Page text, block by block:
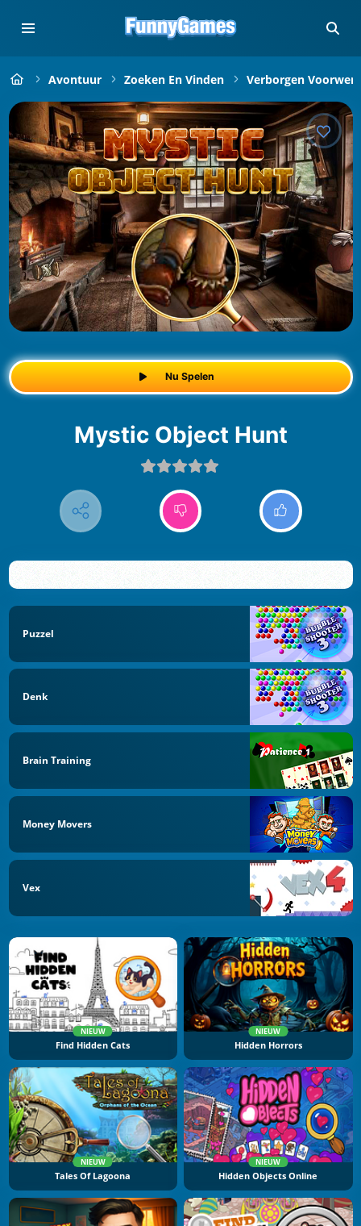
Avontuur Zoeken En Vinden Verborgen
Nu Spelen
Mystic Object Hunt
Puzzel
Denk
Brain Training
Money Movers
Vex
NIEUW
Find Hidden Cats
NIEUW
Hidden Horrors
NIEUW
Tales Of Lagoona
NIEUW
Hidden Objects Online